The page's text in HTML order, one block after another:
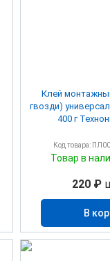
Клей
гвозди)
400 г
Код товара:
Товар в
220 ₽
В